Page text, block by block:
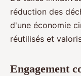
réduction des
d'une économie
réutilisés et
Engagement